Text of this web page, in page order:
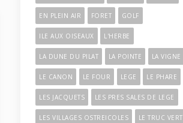
EN PLEIN AIR FORET GOLF
ILE AUX OISEAUX L'HERBE
LA DUNE DU PILAT LA POINTE LA VIGNE
LE CANON LE FOUR LEGE LE PHARE
LES JACQUETS LES PRES SALES DE LEGE
LES VILLAGES OSTREICOLES LE TRUC VERT